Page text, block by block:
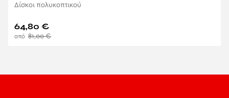
Δίσκοι πολυκοπτικού
81,00€
64,80 €